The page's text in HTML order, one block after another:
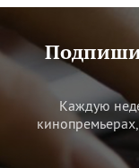
Каждую